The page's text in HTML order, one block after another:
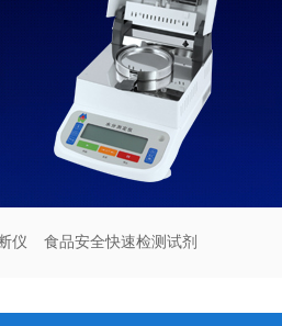
仪 食品安全快速检测试剂